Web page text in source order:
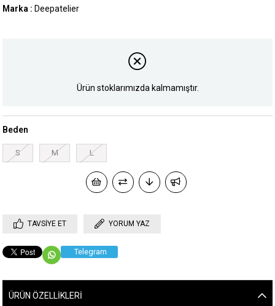
Marka : Deepatelier
Ürün stoklarımızda kalmamıştır.
Beden
S M L
TAVSIYE ET YORUM YAZ
Telegram
ÜRÜN ÖZELLIKLERI